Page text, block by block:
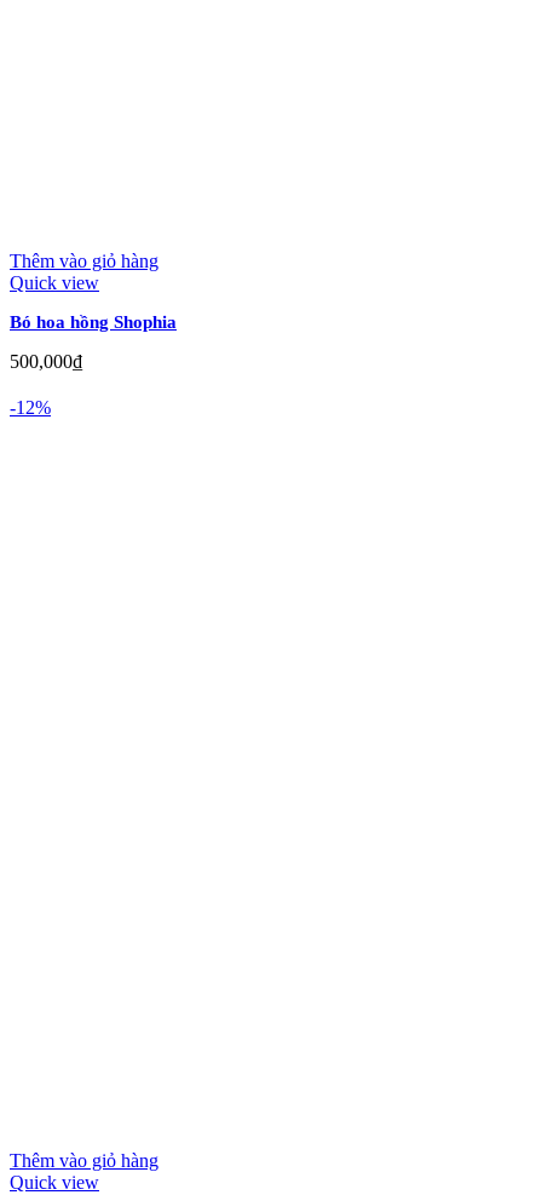
Thêm vào giỏ hàng
Quick view
Bó hoa hồng Shophia
500,000₫
-12%
Thêm vào giỏ hàng
Quick view